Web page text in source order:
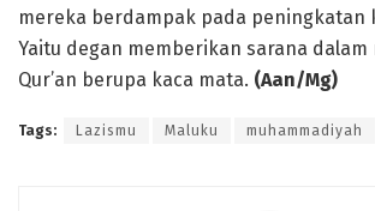
mereka berdampak pada peningkatan
Yaitu degan memberikan sarana
Qur’an berupa kaca mata. (Aan/Mg)
Tags: Lazismu Maluku muhammadiyah